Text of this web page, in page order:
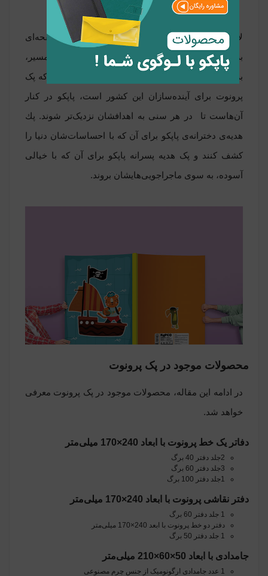
لازم به ذکر است، دفاتر پرونوت در همان ابتدا صفحه‌ای
برای جدول برنامه‌ریزی دارد تا بچه‌ها از همان شروع مسیر،
برای دفترشان نقشه‌ی اولیه داشته باشند. از آن‌جایی که پک
پرونوت برای آینده‌سازان این کشور است، پاپکو در کنار
آن‌هاست تا در هر سنی به اهدافشان نزدیک‌تر شوند. پك
هديه‌ی دخترانه‌ی پاپکو برای آن که با احساسات‌شان دنیا را
کشف کنند و پک هدیه پسرانه پاپکو برای آن که با خیالی
آسوده، به سوی ماجراجویی‌هایشان بروند.
محصولات موجود در پک پرونوت
در ادامه این مقاله، محصولات موجود در پک پرونوت معرفی
خواهد شد.
دفاتر یک خط پرونوت با ابعاد 240×170 میلی‌متر
2جلد دفتر 40 برگ
3جلد دفتر 60 برگ
1جلد دفتر 100 برگ
دفتر نقاشی پرونوت با ابعاد 240×170 میلی‌متر
1 جلد دفتر 60 برگ
دفتر دو خط پرونوت با ابعد 240×170 میلی‌متر
1 جلد دفتر 50 برگ
جامدادی با ابعاد 50×60×210 میلی‌متر
1 عدد جامدادی ارگونومیک از جنس چرم مصنوعی